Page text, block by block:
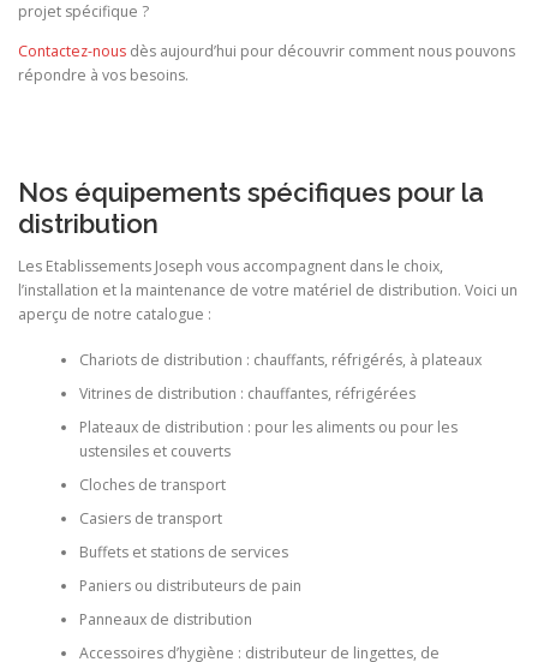
projet spécifique ?
Contactez-nous dès aujourd’hui pour découvrir comment nous pouvons
répondre à vos besoins.
Nos équipements spécifiques pour la
distribution
Les Etablissements Joseph vous accompagnent dans le choix,
l’installation et la maintenance de votre matériel de distribution. Voici un
aperçu de notre catalogue :
Chariots de distribution : chauffants, réfrigérés, à plateaux
Vitrines de distribution : chauffantes, réfrigérées
Plateaux de distribution : pour les aliments ou pour les
ustensiles et couverts
Cloches de transport
Casiers de transport
Buffets et stations de services
Paniers ou distributeurs de pain
Panneaux de distribution
Accessoires d’hygiène : distributeur de lingettes, de